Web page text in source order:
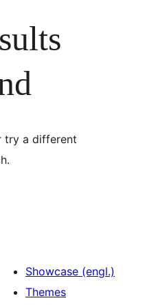
try a different
Showcase (engl.)
Themes